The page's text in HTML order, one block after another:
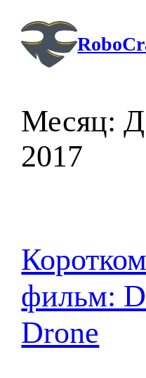
содержимому
Месяц:
2017
фильм:
Drone